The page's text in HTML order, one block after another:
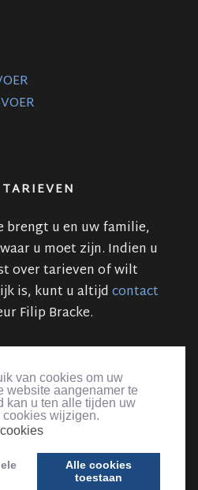
van cookies om uw
website aangenamer te
kan u ten alle tijden uw
wijzigen.
Alle cookies
toestaan
brengt u en uw familie,
u moet zijn. Indien u
over tarieven of wilt
is, kunt u altijdcontact
Filip Bracke.
Taxi Zaffelare|luchthavenvervoer
,Oostende,Deurne,Luik
,Düsseldorf,Parijs|Koerier
Lokeren,Lochristi,Gent
,Wippelgem
Destelbergen, ...